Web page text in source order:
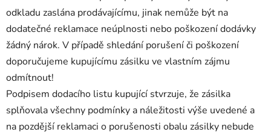
odkladu zaslána prodávajícímu, jinak nemůže být na
dodatečné reklamace neúplnosti nebo poškození dodávky
žádný nárok. V případě shledání porušení či poškození
doporučujeme kupujícímu zásilku ve vlastním zájmu
odmítnout!
Podpisem dodacího listu kupující stvrzuje, že zásilka
splňovala všechny podmínky a náležitosti výše uvedené a
na pozdější reklamaci o porušenosti obalu zásilky nebude